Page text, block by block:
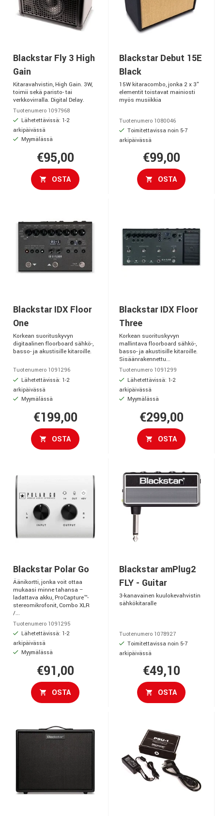
Blackstar Fly 3 High
Gain
Kitaravahvistin, High Gain. 3W,
toimii sekä paristo- tai
verkkovirralla. Digital Delay.
Tuotenumero 1097968
Lähetettävissä: 1-2
arkipäivässä
Myymälässä
€95,00
OSTA
Blackstar Debut 15E
Black
15W kitaracombo, jonka 2 x 3"
elementit toistavat mainiosti
myös musiikkia
Tuotenumero 1080046
Toimitettavissa noin 5-7
arkipäivässä
€99,00
OSTA
Blackstar IDX Floor
One
Korkean suorituskyvyn
digitaalinen floorboard sähkö-,
basso- ja akustisille kitaroille.
Tuotenumero 1091296
Lähetettävissä: 1-2
arkipäivässä
Myymälässä
€199,00
OSTA
Blackstar IDX Floor
Three
Korkean suorituskyvyn
mallintava floorboard sähkö-,
basso- ja akustisille kitaroille.
Sisäänrakennettu...
Tuotenumero 1091299
Lähetettävissä: 1-2
arkipäivässä
Myymälässä
€299,00
OSTA
Blackstar Polar Go
Äänikortti, jonka voit ottaa
mukaasi minne tahansa –
ladattava akku, ProCapture™-
stereomikrofonit, Combo XLR
/...
Tuotenumero 1091295
Lähetettävissä: 1-2
arkipäivässä
Myymälässä
€91,00
OSTA
Blackstar amPlug2
FLY - Guitar
3-kanavainen kuulokevahvistin
sähkökitaralle
Tuotenumero 1078927
Toimitettavissa noin 5-7
arkipäivässä
€49,10
OSTA